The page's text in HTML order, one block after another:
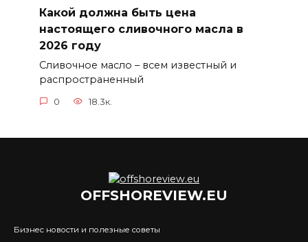
Какой должна быть цена
настоящего сливочного масла в
2026 году
Сливочное масло – всем известный и
распространенный
0 18.3к.
OFFSHOREVIEW.EU
Бизнес новости и полезные советы